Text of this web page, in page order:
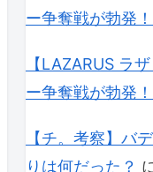
ー争奪戦が勃発！
【LAZARUS ラ
ー争奪戦が勃発！
【チ。考察】バ
りは何だった？